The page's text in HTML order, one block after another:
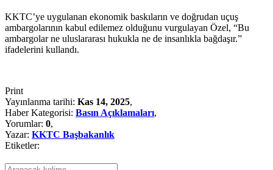
KKTC’ye uygulanan ekonomik baskıların ve doğrudan uçuş
ambargolarının kabul edilemez olduğunu vurgulayan Özel, “Bu
ambargolar ne uluslararası hukukla ne de insanlıkla bağdaşır.”
ifadelerini kullandı.
Print
Yayınlanma tarihi: Kas 14, 2025,
Haber Kategorisi: Basın Açıklamaları,
Yorumlar: 0,
Yazar: KKTC Başbakanlık
Etiketler: